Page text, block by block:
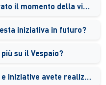
Eliminati i rifiuti, è arrivato il momento della visita guidata…
iniziativa in futuro?
su il Vespaio?
Che tipo di installazioni e iniziative avete realizzato finora?